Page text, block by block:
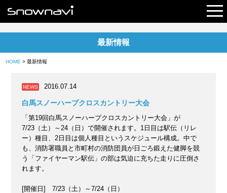
最新情報
HOME > 最新情報
NEWS 2016.07.14
白馬スノーハープクロスカントリー大会
「第19回白馬スノーハープクロスカントリー大会」が
7/23（土）～24（日）で開催されます。1日目は駅伝（リレ
ー）種目、2日目は個人種目というスケジュール構成。中で
も、消防署職員と市町村の消防団員が日ごろ鍛えた健脚を競
う「ファイヤーマン駅伝」の部は気迫に充ちた走りに圧倒さ
れます。
[開催日] 7/23（土）～7/24（日）